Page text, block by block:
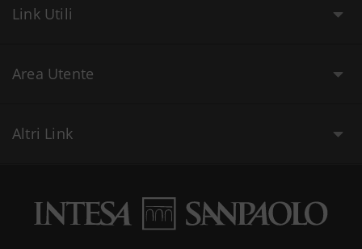
Link Utili
Area Utente
Altri Link